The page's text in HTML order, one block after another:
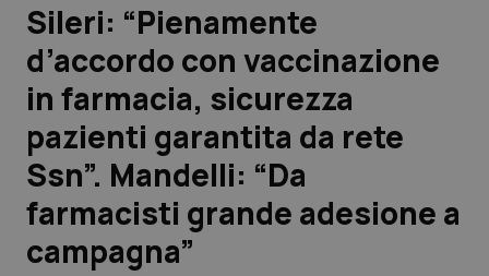
Scienza e Farmaci
Studi e Analisi
Lettere al direttore
Edizioni Regionali
QS Pro
Sileri: “Pienamente
d’accordo con vaccinazione
in farmacia, sicurezza
pazienti garantita da rete
Ssn”. Mandelli: “Da
farmacisti grande adesione a
campagna”